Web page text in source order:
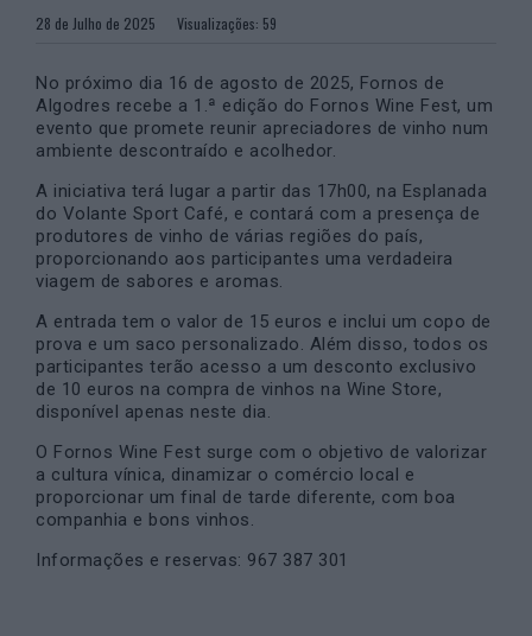
28 de Julho de 2025 Visualizações: 59
No próximo dia 16 de agosto de 2025, Fornos de
Algodres recebe a 1.ª edição do Fornos Wine Fest, um
evento que promete reunir apreciadores de vinho num
ambiente descontraído e acolhedor.
A iniciativa terá lugar a partir das 17h00, na Esplanada
do Volante Sport Café, e contará com a presença de
produtores de vinho de várias regiões do país,
proporcionando aos participantes uma verdadeira
viagem de sabores e aromas.
A entrada tem o valor de 15 euros e inclui um copo de
prova e um saco personalizado. Além disso, todos os
participantes terão acesso a um desconto exclusivo
de 10 euros na compra de vinhos na Wine Store,
disponível apenas neste dia.
O Fornos Wine Fest surge com o objetivo de valorizar
a cultura vínica, dinamizar o comércio local e
proporcionar um final de tarde diferente, com boa
companhia e bons vinhos.
Informações e reservas: 967 387 301